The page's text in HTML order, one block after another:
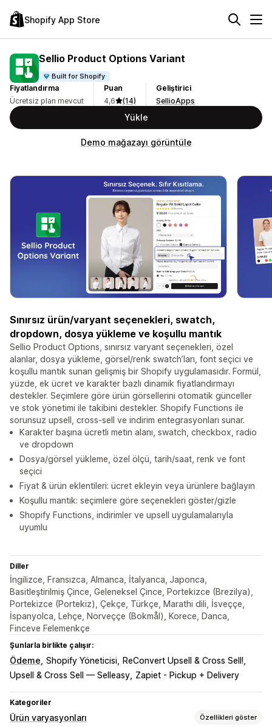
Shopify App Store
Sellio Product Options Variant
Built for Shopify
Fiyatlandırma
Ücretsiz plan mevcut
Puan
4,6
(14)
Geliştirici
SellioApps
Yükle
Demo mağazayı görüntüle
Sınırsız ürün/varyant seçenekleri, swatch,
dropdown, dosya yükleme ve koşullu mantık
Sellio Product Options, sınırsız varyant seçenekleri, özel
alanlar, dosya yükleme, görsel/renk swatch’ları, font seçici ve
koşullu mantık sunan gelişmiş bir Shopify uygulamasıdır. Formül,
yüzde, ek ücret ve karakter bazlı dinamik fiyatlandırmayı
destekler. Seçimlere göre ürün görsellerini otomatik günceller
ve stok yönetimi ile takibini destekler. Shopify Functions ile
sorunsuz upsell, cross-sell ve indirim entegrasyonları sunar.
Karakter başına ücretli metin alanı, swatch, checkbox, radio
ve dropdown
Dosya/görsel yükleme, özel ölçü, tarih/saat, renk ve font
seçici
Fiyat & ürün eklentileri: ücret ekleyin veya ürünlere bağlayın
Koşullu mantık: seçimlere göre seçenekleri göster/gizle
Shopify Functions, indirimler ve upsell uygulamalarıyla
uyumlu
Diller
İngilizce, Fransızca, Almanca, İtalyanca, Japonca,
Basitleştirilmiş Çince, Geleneksel Çince, Portekizce (Brezilya),
Portekizce (Portekiz), Çekçe, Türkçe, Marathi dili, İsveççe,
İspanyolca, Lehçe, Norveççe (Bokmål), Korece, Danca,
Finceve Felemenkçe
Şunlarla birlikte çalışır:
Ödeme Shopify Yöneticisi
ReConvert Upsell & Cross Sell!
Upsell & Cross Sell — Selleasy Zapiet - Pickup + Delivery
Kategoriler
Ürün varyasyonları Özellikleri göster